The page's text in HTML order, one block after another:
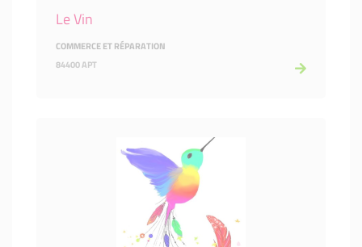
Le Vin
COMMERCE ET RÉPARATION
84400 APT